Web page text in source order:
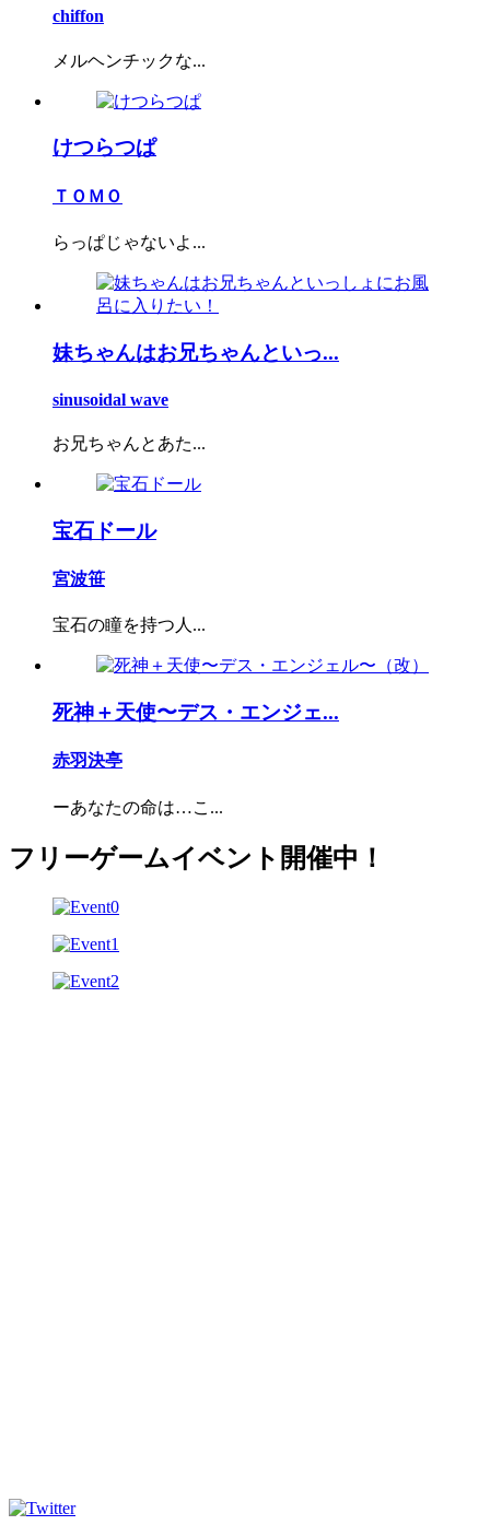
chiffon
メルヘンチックな...
けつらつぱ
ＴＯＭＯ
らっぱじゃないよ...
妹ちゃんはお兄ちゃんといっ...
sinusoidal wave
お兄ちゃんとあた...
宝石ドール
宮波笹
宝石の瞳を持つ人...
死神＋天使〜デス・エンジェ...
赤羽決亭
ーあなたの命は…こ...
フリーゲームイベント開催中！